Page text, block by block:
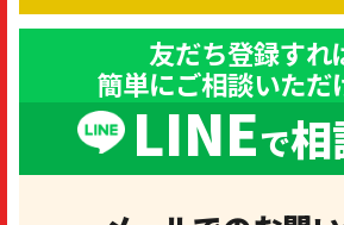
友だち登録すれ
簡単にご相談いただ
LINEで相